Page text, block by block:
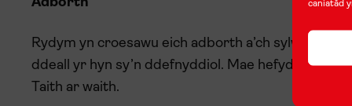
caniatâd
Rydym yn croesawu eich adborth a’ch sylwadau
ddeall yr hyn sy’n ddefnyddiol. Mae hefyd yn
Taith ar waith.